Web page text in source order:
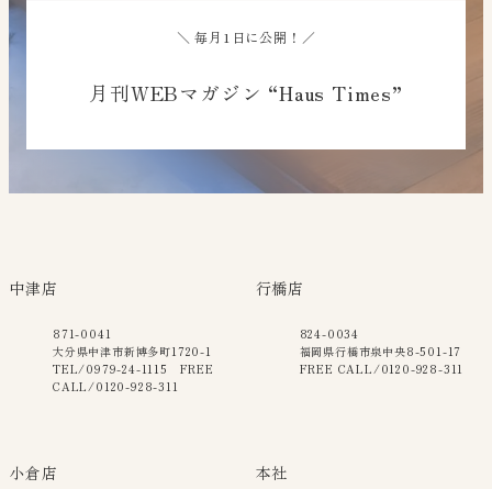
＼ 毎月1日に公開！／
月刊WEBマガジン “Haus Times”
中津店
871-0041
大分県中津市新博多町1720-1
TEL/0979-24-1115 FREE
CALL/0120-928-311
行橋店
824-0034
福岡県行橋市泉中央8-501-17
FREE CALL/0120-928-311
小倉店 本社